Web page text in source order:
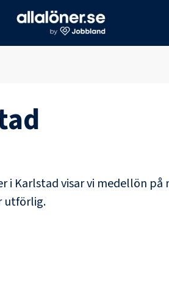
i Karlstadvisar vi medellön på
utförlig.